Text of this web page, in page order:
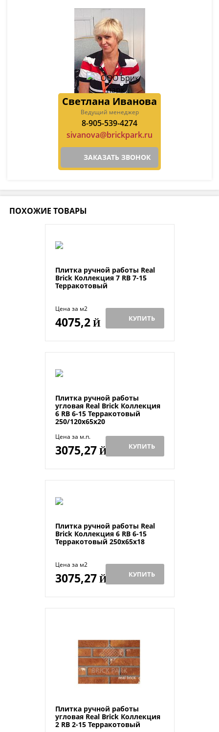
Светлана Иванова
Ведущий менеджер
8-905-539-4274
sivanova@brickpark.ru
ЗАКАЗАТЬ ЗВОНОК
ПОХОЖИЕ ТОВАРЫ
Плитка ручной работы Real
Brick Коллекция 7 RB 7-15
Терракотовый
Цена за м2
4075,2Й КУПИТЬ
Плитка ручной работы
угловая Real Brick Коллекция
6 RB 6-15 Терракотовый
250/120х65х20
Цена за м.п.
3075,27Й КУПИТЬ
Плитка ручной работы Real
Brick Коллекция 6 RB 6-15
Терракотовый 250х65х18
Цена за м2
3075,27Й КУПИТЬ
Плитка ручной работы
угловая Real Brick Коллекция
2 RB 2-15 Терракотовый